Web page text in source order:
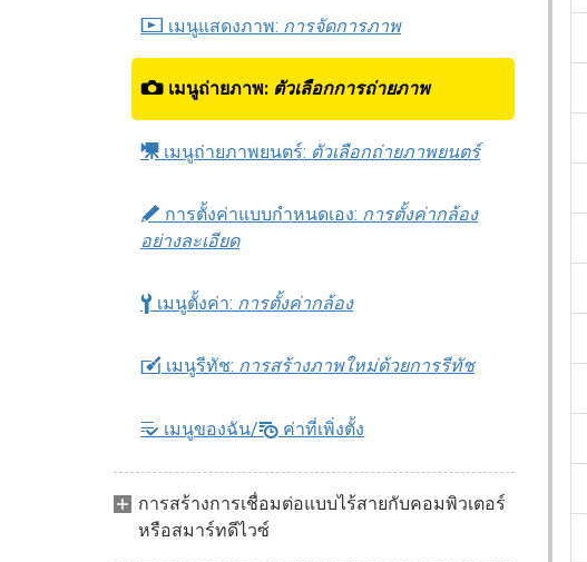
D เมนูแสดงภาพ: การจัดการภาพ
C เมนูถ่ายภาพ: ตัวเลือกการถ่ายภาพ
1 เมนูถ่ายภาพยนตร์: ตัวเลือกถ่ายภาพยนตร์
A การตั้งค่าแบบกำหนดเอง: การตั้งค่ากล้อง
อย่างละเอียด
B เมนูตั้งค่า: การตั้งค่ากล้อง
N เมนูรีทัช: การสร้างภาพใหม่ด้วยการรีทัช
O เมนูของฉัน/m ค่าที่เพิ่งตั้ง
การสร้างการเชื่อมต่อแบบไร้สายกับคอมพิวเตอร์
หรือสมาร์ทดีไวซ์